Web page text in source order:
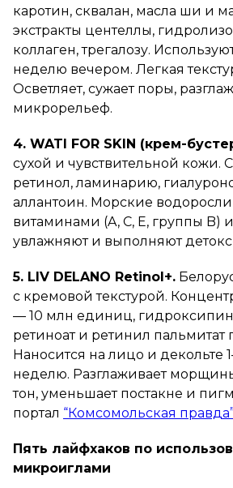
каротин, сквалан, масла ши и
экстракты центеллы,
коллаген, трегалозу.
неделю вечером. Легкая
Осветляет, сужает поры,
микрорельеф.
4. WATI FOR SKIN (крем-
сухой и чувствительной кожи.
ретинол, ламинарию,
аллантоин. Морские
витаминами (A, C, E, группы B)
увлажняют и выполняют
5. LIV DELANO Retinol+.
с кремовой текстурой.
— 10 млн единиц,
ретиноат и ретинил пальмитат
Наносится на лицо и декольте
неделю. Разглаживает
тон, уменьшает постакне и
портал “Комсомольская
Пять лайфхаков по
микроиглами